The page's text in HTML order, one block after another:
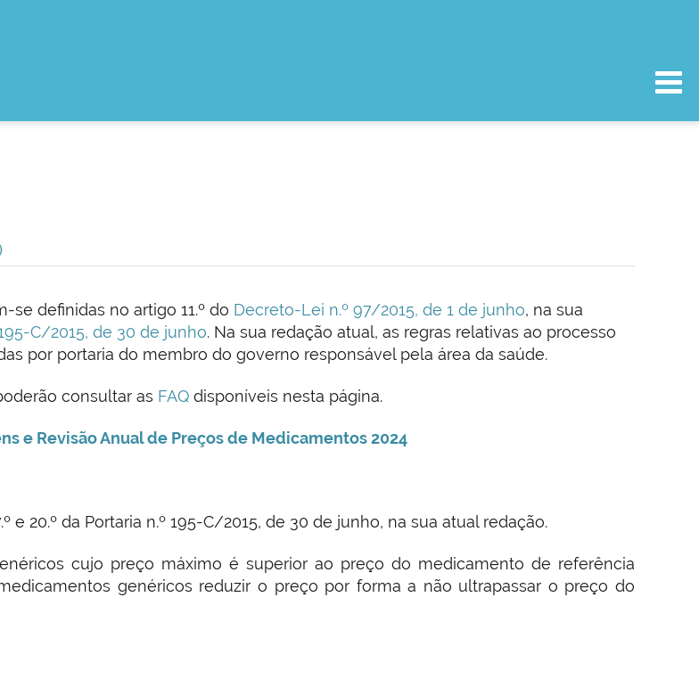
definidas no artigo 11.º do Decreto-Lei n.º 97/2015, de 1 de junho, na sua
C/2015, de 30 de junho. Na sua redação atual, as regras relativas ao processo
por portaria do membro do governo responsável pela área da saúde.
consultar as FAQ disponíveis nesta página.
e Revisão Anual de Preços de Medicamentos 2024
e 20.º da Portaria n.º 195-C/2015, de 30 de junho, na sua atual redação.
cujo preço máximo é superior ao preço do medicamento de referência
genéricos reduzir o preço por forma a não ultrapassar o preço do